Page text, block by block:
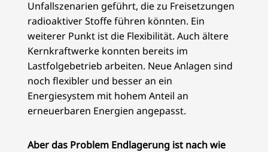
Unfallszenarien geführt, die zu Freisetzungen
radioaktiver Stoffe führen könnten. Ein
weiterer Punkt ist die Flexibilität. Auch ältere
Kernkraftwerke konnten bereits im
Lastfolgebetrieb arbeiten. Neue Anlagen sind
noch flexibler und besser an ein
Energiesystem mit hohem Anteil an
erneuerbaren Energien angepasst.
Aber das Problem Endlagerung ist nach wie